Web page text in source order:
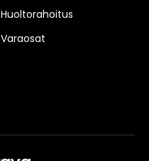
Huoltorahoitus
Varaosat